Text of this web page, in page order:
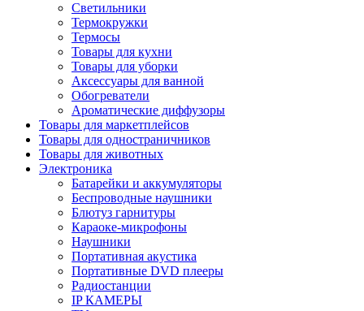
Светильники
Термокружки
Термосы
Товары для кухни
Товары для уборки
Аксессуары для ванной
Обогреватели
Ароматические диффузоры
Товары для маркетплейсов
Товары для одностраничников
Товары для животных
Электроника
Батарейки и аккумуляторы
Беспроводные наушники
Блютуз гарнитуры
Караоке-микрофоны
Наушники
Портативная акустика
Портативные DVD плееры
Радиостанции
IP КАМЕРЫ